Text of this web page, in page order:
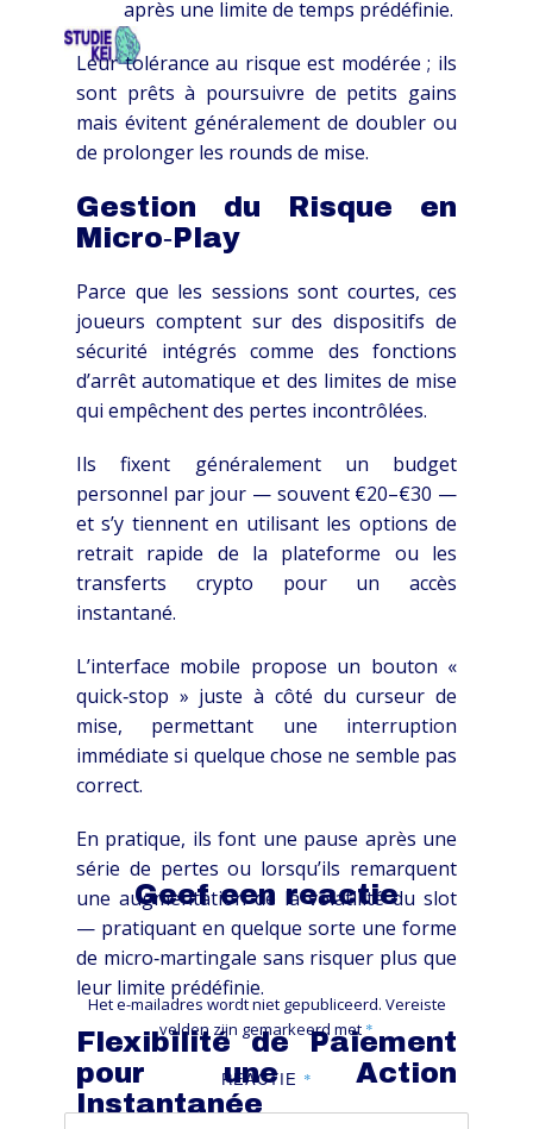
HOME
après une limite de temps prédéfinie.
Leur tolérance au risque est modérée ; ils
sont prêts à poursuivre de petits gains
mais évitent généralement de doubler ou
de prolonger les rounds de mise.
Gestion du Risque en
Micro‑Play
Parce que les sessions sont courtes, ces
joueurs comptent sur des dispositifs de
sécurité intégrés comme des fonctions
d’arrêt automatique et des limites de mise
qui empêchent des pertes incontrôlées.
Ils fixent généralement un budget
personnel par jour — souvent €20–€30 —
et s’y tiennent en utilisant les options de
retrait rapide de la plateforme ou les
transferts crypto pour un accès
instantané.
L’interface mobile propose un bouton «
quick‑stop » juste à côté du curseur de
mise, permettant une interruption
immédiate si quelque chose ne semble pas
correct.
En pratique, ils font une pause après une
série de pertes ou lorsqu’ils remarquent
une augmentation de la volatilité du slot
— pratiquant en quelque sorte une forme
de micro‑martingale sans risquer plus que
leur limite prédéfinie.
Flexibilité de Paiement
pour une Action
Instantanée
Geef een reactie
Het e-mailadres wordt niet gepubliceerd. Vereiste
velden zijn gemarkeerd met *
REACTIE *